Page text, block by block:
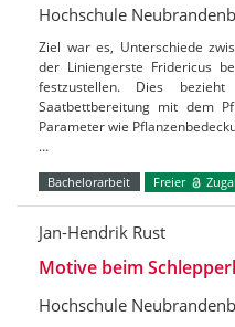
Hochschule
Ziel war es, Unterschiede
der Liniengerste Fridericus
festzustellen. Dies
Saatbettbereitung mit dem
Parameter wie
…
Bachelorarbeit Freier
Jan-Hendrik Rust
Motive beim
Hochschule